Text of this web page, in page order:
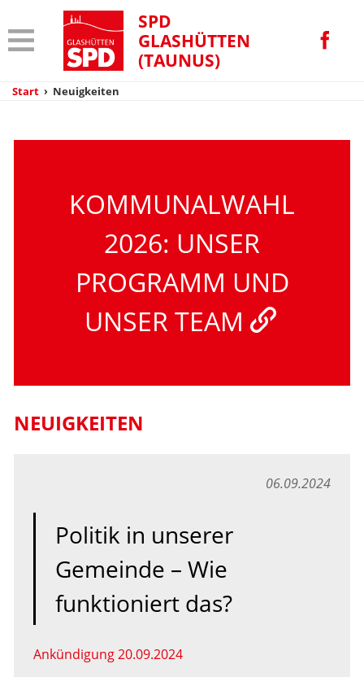
SPD
GLASHÜTTEN
(TAUNUS)
Start › Neuigkeiten
KOMMUNALWAHL
2026: UNSER
PROGRAMM UND
UNSER TEAM
NEUIGKEITEN
06.09.2024
Politik in unserer
Gemeinde – Wie
funktioniert das?
Ankündigung 20.09.2024